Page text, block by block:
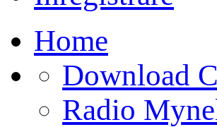
Home
Download
Radio